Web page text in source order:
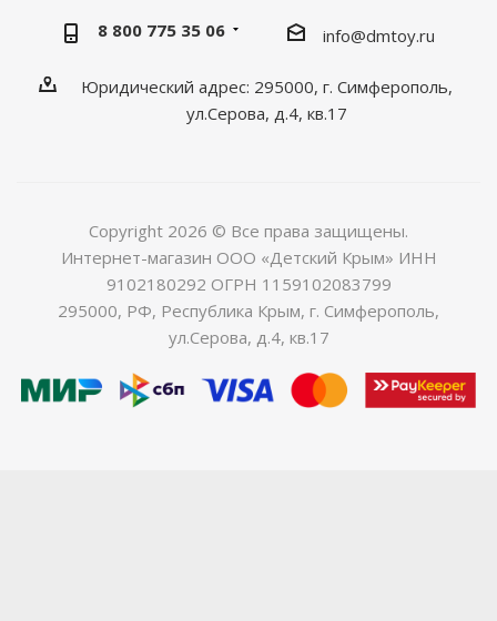
8 800 775 35 06 info@dmtoy.ru
Юридический адрес: 295000, г. Симферополь,
ул.Серова, д.4, кв.17
Copyright 2026 © Все права защищены.
Интернет-магазин ООО «Детский Крым» ИНН
9102180292 ОГРН 1159102083799
295000, РФ, Республика Крым, г. Симферополь,
ул.Серова, д.4, кв.17